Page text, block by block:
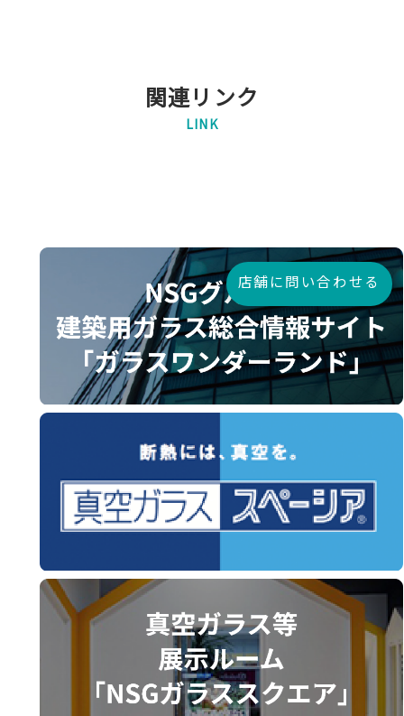
関連リンク
LINK
店舗に問い合わせる